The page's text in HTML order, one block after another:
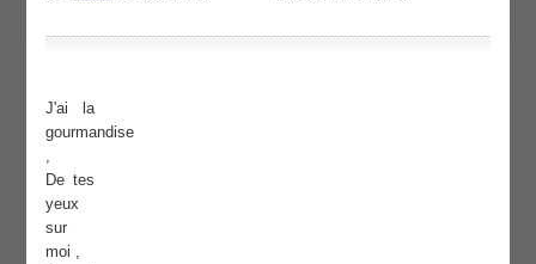
J'ai la
gourmandise
De tes
yeux
sur
moi ,